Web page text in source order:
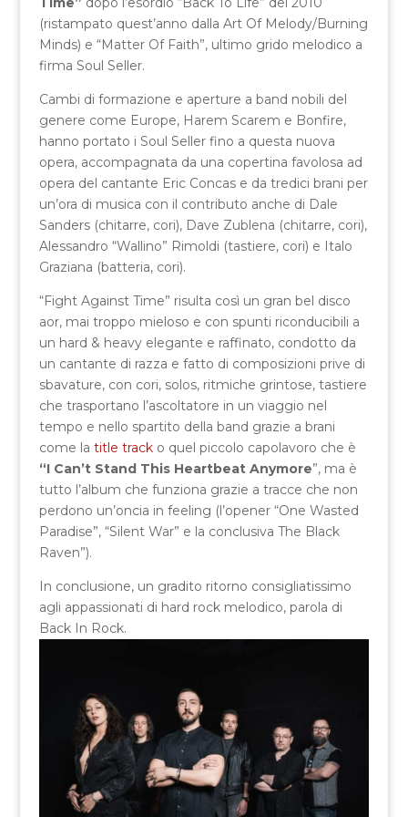
(ristampato quest’anno dalla Art Of Melody/Burning
Minds) e “Matter Of Faith”, ultimo grido melodico a
firma Soul Seller.
Cambi di formazione e aperture a band nobili del
genere come Europe, Harem Scarem e Bonfire,
hanno portato i Soul Seller fino a questa nuova
opera, accompagnata da una copertina favolosa ad
opera del cantante Eric Concas e da tredici brani per
un’ora di musica con il contributo anche di Dale
Sanders (chitarre, cori), Dave Zublena (chitarre, cori),
Alessandro “Wallino” Rimoldi (tastiere, cori) e Italo
Graziana (batteria, cori).
“Fight Against Time” risulta così un gran bel disco
aor, mai troppo mieloso e con spunti riconducibili a
un hard & heavy elegante e raffinato, condotto da
un cantante di razza e fatto di composizioni prive di
sbavature, con cori, solos, ritmiche grintose, tastiere
che trasportano l’ascoltatore in un viaggio nel
tempo e nello spartito della band grazie a brani
come la title tracko quel piccolo capolavoro che è
“I Can’t Stand This Heartbeat Anymore”, ma è
tutto l’album che funziona grazie a tracce che non
perdono un’oncia in feeling (l’opener “One Wasted
Paradise”, “Silent War” e la conclusiva The Black
Raven”).
In conclusione, un gradito ritorno consigliatissimo
agli appassionati di hard rock melodico, parola di
Back In Rock.